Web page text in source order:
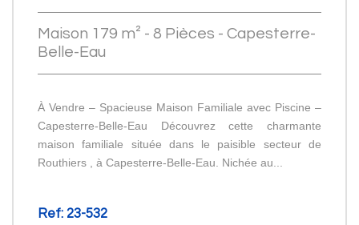
Maison 179 m² - 8 Pièces - Capesterre-
Belle-Eau
À Vendre – Spacieuse Maison Familiale avec Piscine –
Capesterre-Belle-Eau Découvrez cette charmante
maison familiale située dans le paisible secteur de
Routhiers , à Capesterre-Belle-Eau. Nichée au...
Ref: 23-532